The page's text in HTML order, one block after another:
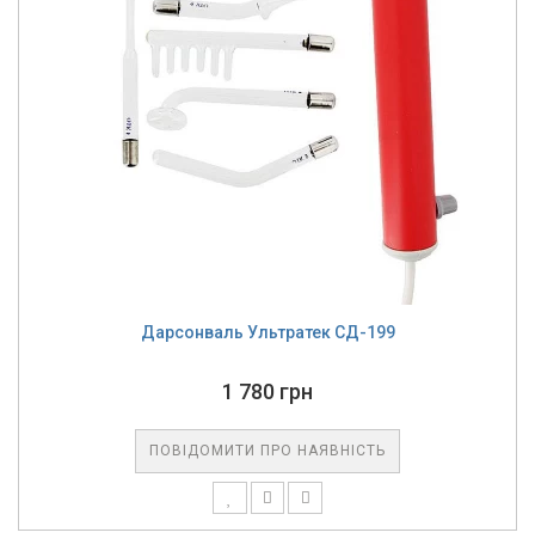
Дарсонваль Ультратек СД-199
1 780 грн
ПОВІДОМИТИ ПРО НАЯВНІСТЬ